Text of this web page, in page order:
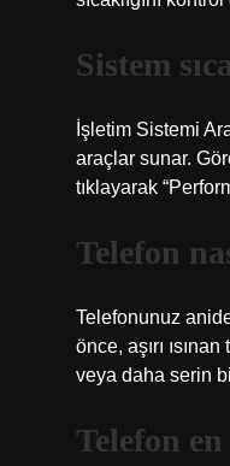
Sistem
İşletim Sistemi
araçlar sunar.
tıklayarak
Telefon
Telefonunuz
önce, aşırı
veya daha serin
Telefon